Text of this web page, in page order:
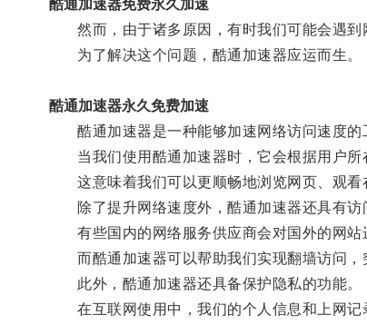
酷通加速器免费永久加速
然而，由于诸多原因，有时我们可能会遇到
为了解决这个问题，酷通加速器应运而生。
酷通加速器永久免费加速
酷通加速器是一种能够加速网络访问速度的
当我们使用酷通加速器时，它会根据用户所
这意味着我们可以更顺畅地浏览网页、观看
除了提升网络速度外，酷通加速器还具有访
有些国内的网络服务供应商会对国外的网站
而酷通加速器可以帮助我们实现翻墙访问，
此外，酷通加速器还具备保护隐私的功能。
在互联网使用中，我们的个人信息和上网记